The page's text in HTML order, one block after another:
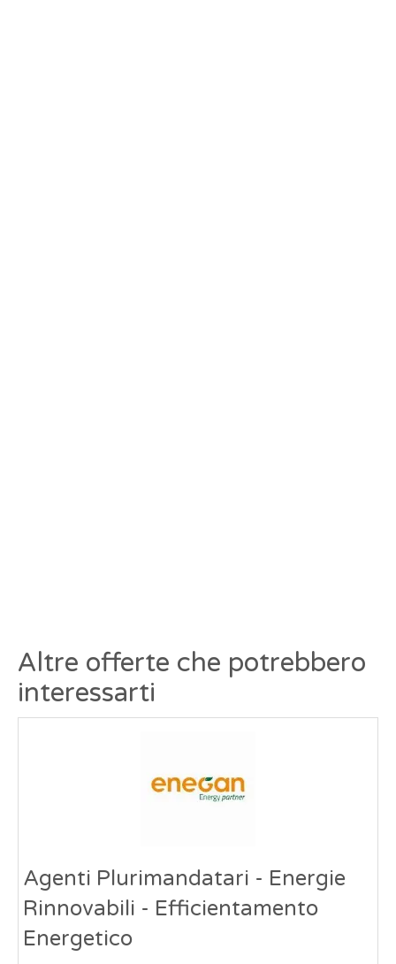
Altre offerte che potrebbero
interessarti
Agenti Plurimandatari - Energie
Rinnovabili - Efficientamento
Energetico